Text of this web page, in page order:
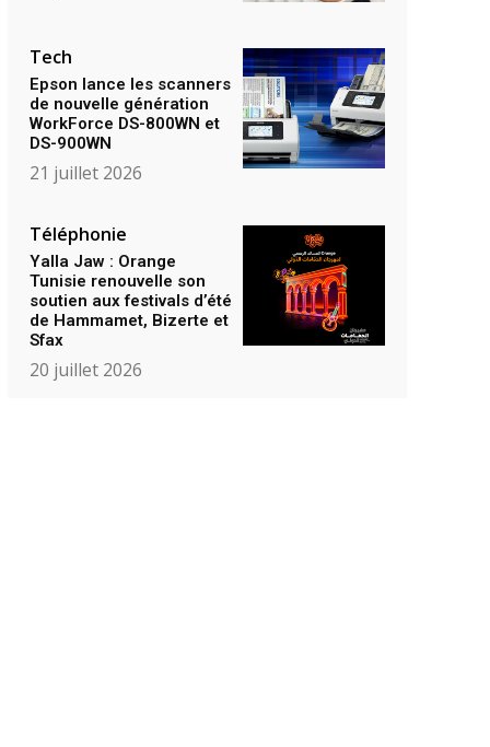
Tech
Epson lance les scanners
de nouvelle génération
WorkForce DS-800WN et
DS-900WN
21 juillet 2026
Téléphonie
Yalla Jaw : Orange
Tunisie renouvelle son
soutien aux festivals d’été
de Hammamet, Bizerte et
Sfax
20 juillet 2026